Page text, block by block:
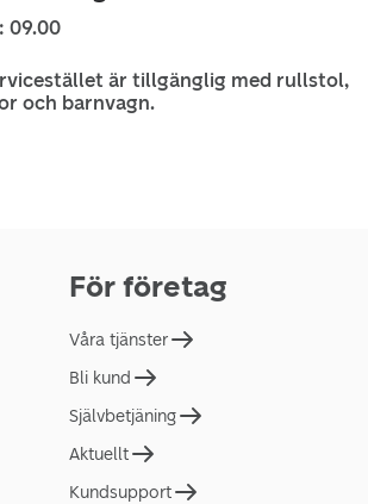
09.00
är tillgänglig med rullstol,
och barnvagn.
För företag
Våra tjänster
Bli kund
Självbetjäning
Aktuellt
Kundsupport